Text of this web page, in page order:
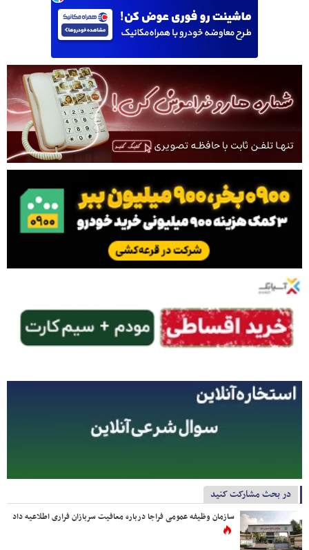
در بحث مشارکت کنید
سازمان وظیفه عمومی فراجا درباره معافیت سربازان فراری اطلاعیه داد